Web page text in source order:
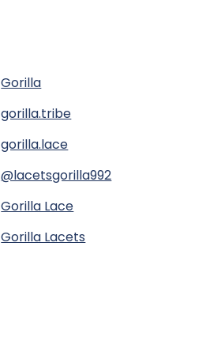
Gorilla
gorilla.tribe
gorilla.lace
@lacetsgorilla992
Gorilla Lace
Gorilla Lacets